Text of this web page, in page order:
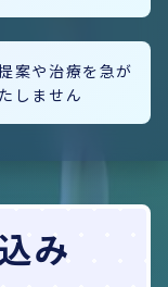
案や治療を急が
しません
み